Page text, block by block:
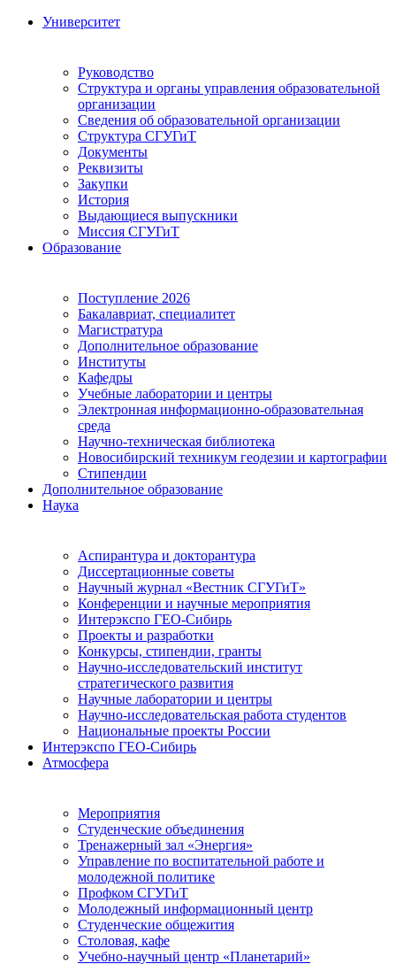
Университет
Руководство
Структура и органы управления образовательной
организации
Сведения об образовательной организации
Структура СГУГиТ
Документы
Реквизиты
Закупки
История
Выдающиеся выпускники
Миссия СГУГиТ
Образование
Поступление 2026
Бакалавриат, специалитет
Магистратура
Дополнительное образование
Институты
Кафедры
Учебные лаборатории и центры
Электронная информационно-образовательная
среда
Научно-техническая библиотека
Новосибирский техникум геодезии и картографии
Стипендии
Дополнительное образование
Наука
Аспирантура и докторантура
Диссертационные советы
Научный журнал «Вестник СГУГиТ»
Конференции и научные мероприятия
Интерэкспо ГЕО-Сибирь
Проекты и разработки
Конкурсы, стипендии, гранты
Научно-исследовательский институт
стратегического развития
Научные лаборатории и центры
Научно-исследовательская работа студентов
Национальные проекты России
Интерэкспо ГЕО-Сибирь
Атмосфера
Мероприятия
Студенческие объединения
Тренажерный зал «Энергия»
Управление по воспитательной работе и
молодежной политике
Профком СГУГиТ
Молодежный информационный центр
Студенческие общежития
Столовая, кафе
Учебно-научный центр «Планетарий»